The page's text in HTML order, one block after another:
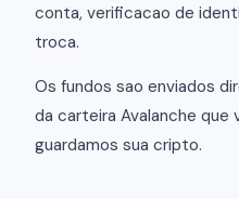
conta, verificacao de
troca.
Os fundos sao enviados
da carteira Avalanche
guardamos sua cripto.